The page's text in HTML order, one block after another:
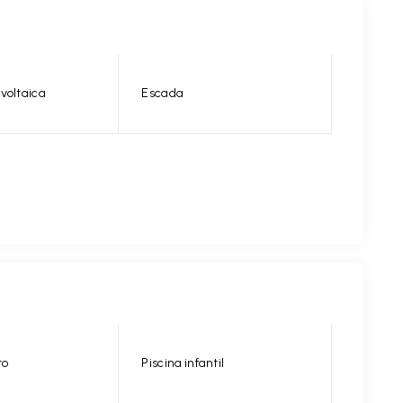
Escada
Piscina infantil